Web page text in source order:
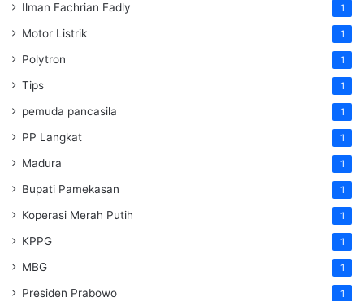
Ilman Fachrian Fadly 1
Motor Listrik 1
Polytron 1
Tips 1
pemuda pancasila 1
PP Langkat 1
Madura 1
Bupati Pamekasan 1
Koperasi Merah Putih 1
KPPG 1
MBG 1
Presiden Prabowo 1